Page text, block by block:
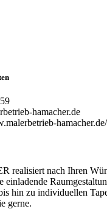
hamacher.de
hamacher.de/
realisiert nach Ihren
einladende
hin zu individuellen
gerne.